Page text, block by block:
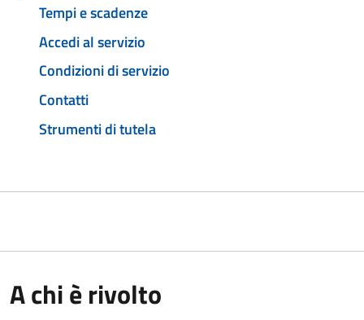
Tempi e scadenze
Accedi al servizio
Condizioni di servizio
Contatti
Strumenti di tutela
A chi è rivolto